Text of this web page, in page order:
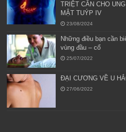
TRIỆT CĂN CHO
MẬT TUÝP IV
23/08/2024
Những điều bạn cần
vùng đầu – cổ
25/07/2022
ĐẠI CƯƠNG VỀ U
27/06/2022